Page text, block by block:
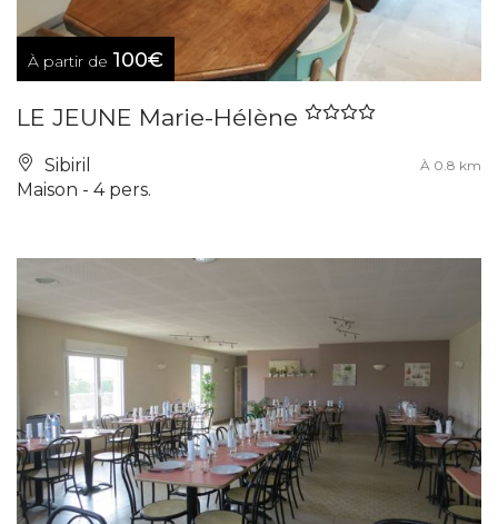
À partir de 100€
LE JEUNE Marie-Hélène
Sibiril À 0.8 km
Maison - 4 pers.